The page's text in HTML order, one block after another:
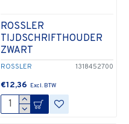
ROSSLER 1318452700
ROSSLER
TIJDSCHRIFTHOUDER
ZWART
€12,36